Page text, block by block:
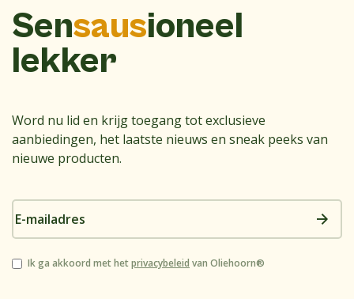
Sensausioneel
lekker
Word nu lid en krijg toegang tot exclusieve
aanbiedingen, het laatste nieuws en sneak peeks van
nieuwe producten.
E-
mailadres
Instemming
Ik ga akkoord met hetprivacybeleid van Oliehoorn®